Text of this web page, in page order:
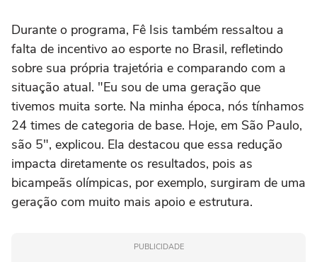
Durante o programa, Fê Isis também ressaltou a
falta de incentivo ao esporte no Brasil, refletindo
sobre sua própria trajetória e comparando com a
situação atual. "Eu sou de uma geração que
tivemos muita sorte. Na minha época, nós tínhamos
24 times de categoria de base. Hoje, em São Paulo,
são 5", explicou. Ela destacou que essa redução
impacta diretamente os resultados, pois as
bicampeãs olímpicas, por exemplo, surgiram de uma
geração com muito mais apoio e estrutura.
PUBLICIDADE